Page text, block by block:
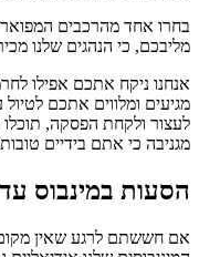
בחרו אחד מהרכבים
מליבכם, כי הנהגים שלנו
אנחנו ניקח אתכם אפילו
מגיעים ומלווים אתכם
לעצור ולקחת הפסקה,
מגניבה כי אתם בידיים
הסעות במינבוס עד 20 מקומות
אם חששתם לרגע שאין